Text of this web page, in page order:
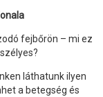
fejbőrön – mi ez
láthatunk ilyen
a betegség és